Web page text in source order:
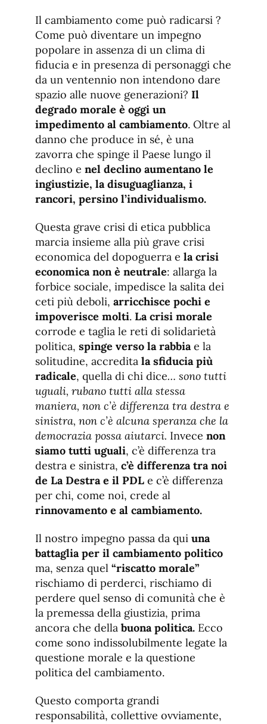
Il cambiamento come può radicarsi ?
Come può diventare un impegno
popolare in assenza di un clima di
fiducia e in presenza di personaggi che
da un ventennio non intendono dare
spazio alle nuove generazioni? Il
degrado morale è oggi un
impedimento al cambiamento. Oltre al
danno che produce in sé, è una
zavorra che spinge il Paese lungo il
declino e nel declino aumentano le
ingiustizie, la disuguaglianza, i
rancori, persino l’individualismo.
Questa grave crisi di etica pubblica
marcia insieme alla più grave crisi
economica del dopoguerra e la crisi
economica non è neutrale: allarga la
forbice sociale, impedisce la salita dei
ceti più deboli, arricchisce pochi e
impoverisce molti. La crisi morale
corrode e taglia le reti di solidarietà
politica, spinge verso la rabbiae la
solitudine, accredita la sfiducia più
radicale, quella di chi dice… sono tutti
uguali, rubano tutti alla stessa
maniera, non c’è differenza tra destra e
sinistra, non c’è alcuna speranza che la
democrazia possa aiutarci. Invece non
siamo tutti uguali, c’è differenza tra
destra e sinistra, c’è differenza tra noi
de La Destra e il PDL e c’è differenza
per chi, come noi, crede al
rinnovamento e al cambiamento.
Il nostro impegno passa da qui una
battaglia per il cambiamento politico
ma, senza quel “riscatto morale”
rischiamo di perderci, rischiamo di
perdere quel senso di comunità che è
la premessa della giustizia, prima
ancora che della buona politica. Ecco
come sono indissolubilmente legate la
questione morale e la questione
politica del cambiamento.
Questo comporta grandi
responsabilità, collettive ovviamente,